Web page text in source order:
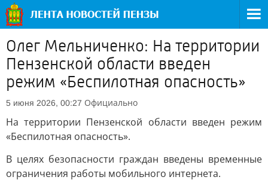
Олег Мельниченко: На территории
Пензенской области введен
режим «Беспилотная опасность»
5 июня 2026, 00:27 Официально
На территории Пензенской области введен режим
«Беспилотная опасность».
В целях безопасности граждан введены временные
ограничения работы мобильного интернета.